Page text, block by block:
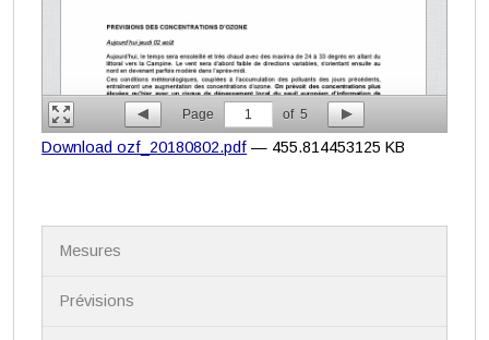
Page 1 of 5
Download ozf_20180802.pdf — 455.814453125 KB
Mesures
Prévisions